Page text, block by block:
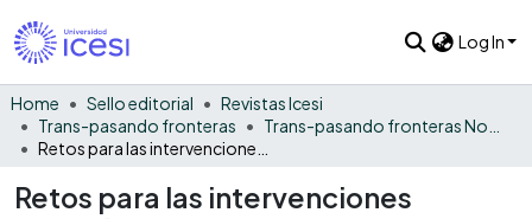
Log In
Home Sello editorial
Revistas Icesi
Trans-pasando fronteras
Retos para las intervenciones